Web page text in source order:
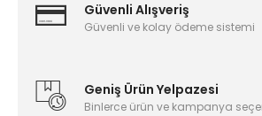
Güvenli Alışveriş
Güvenli ve kolay ödeme sistemi
Geniş Ürün Yelpazesi
Binlerce ürün ve kampanya